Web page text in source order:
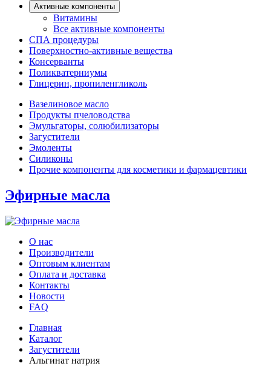
Активные компоненты
Витамины
Все активные компоненты
СПА процедуры
Поверхностно-активные вещества
Консерванты
Поликватерниумы
Глицерин, пропиленгликоль
Вазелиновое масло
Продукты пчеловодства
Эмульгаторы, солюбилизаторы
Загустители
Эмоленты
Силиконы
Прочие компоненты для косметики и фармацевтики
Эфирные масла
О нас
Производители
Оптовым клиентам
Оплата и доставка
Контакты
Новости
FAQ
Главная
Каталог
Загустители
Альгинат натрия